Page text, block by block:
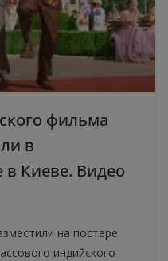
фильма
в
Киеве. Видео
на постере
индийского